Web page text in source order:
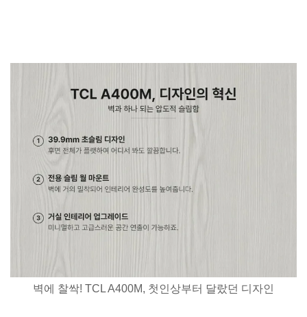
벽에 찰싹! TCL A400M, 첫인상부터 달랐던 디자인